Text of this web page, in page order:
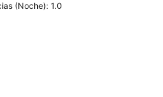
(Noche): 1.0